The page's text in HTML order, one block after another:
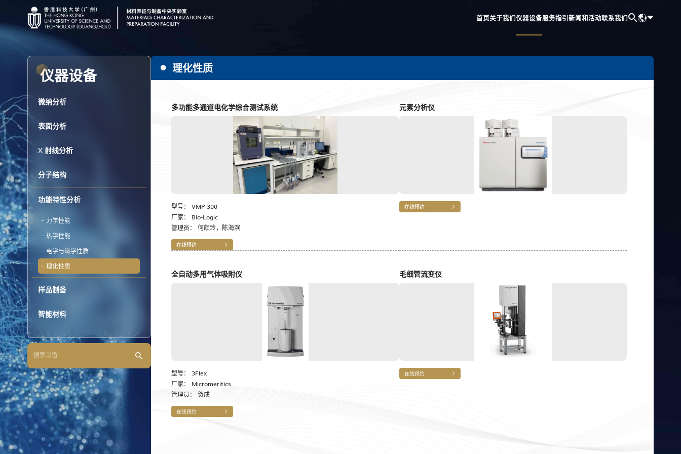
首页关于我们仪器设备服务指引新闻和活动联系我们
仪器设备
微纳分析
表面分析
X 射线分析
分子结构
功能特性分析
力学性能
热学性能
电学与磁学性质
理化性质
样品制备
智能材料
理化性质
多功能多通道电化学综合测试系统
型号：VMP-300
厂家： Bio-Logic
管理员：何颜玲，陈海滨
在线预约
元素分析仪
在线预约
全自动多用气体吸附仪
型号： 3Flex
厂家： Micromeritics
管理员：贺成
在线预约
毛细管流变仪
在线预约